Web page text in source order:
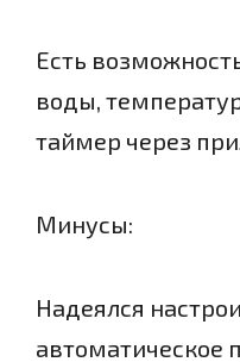
Есть
воды,
таймер через
Минусы:
Надеялся
автоматическое